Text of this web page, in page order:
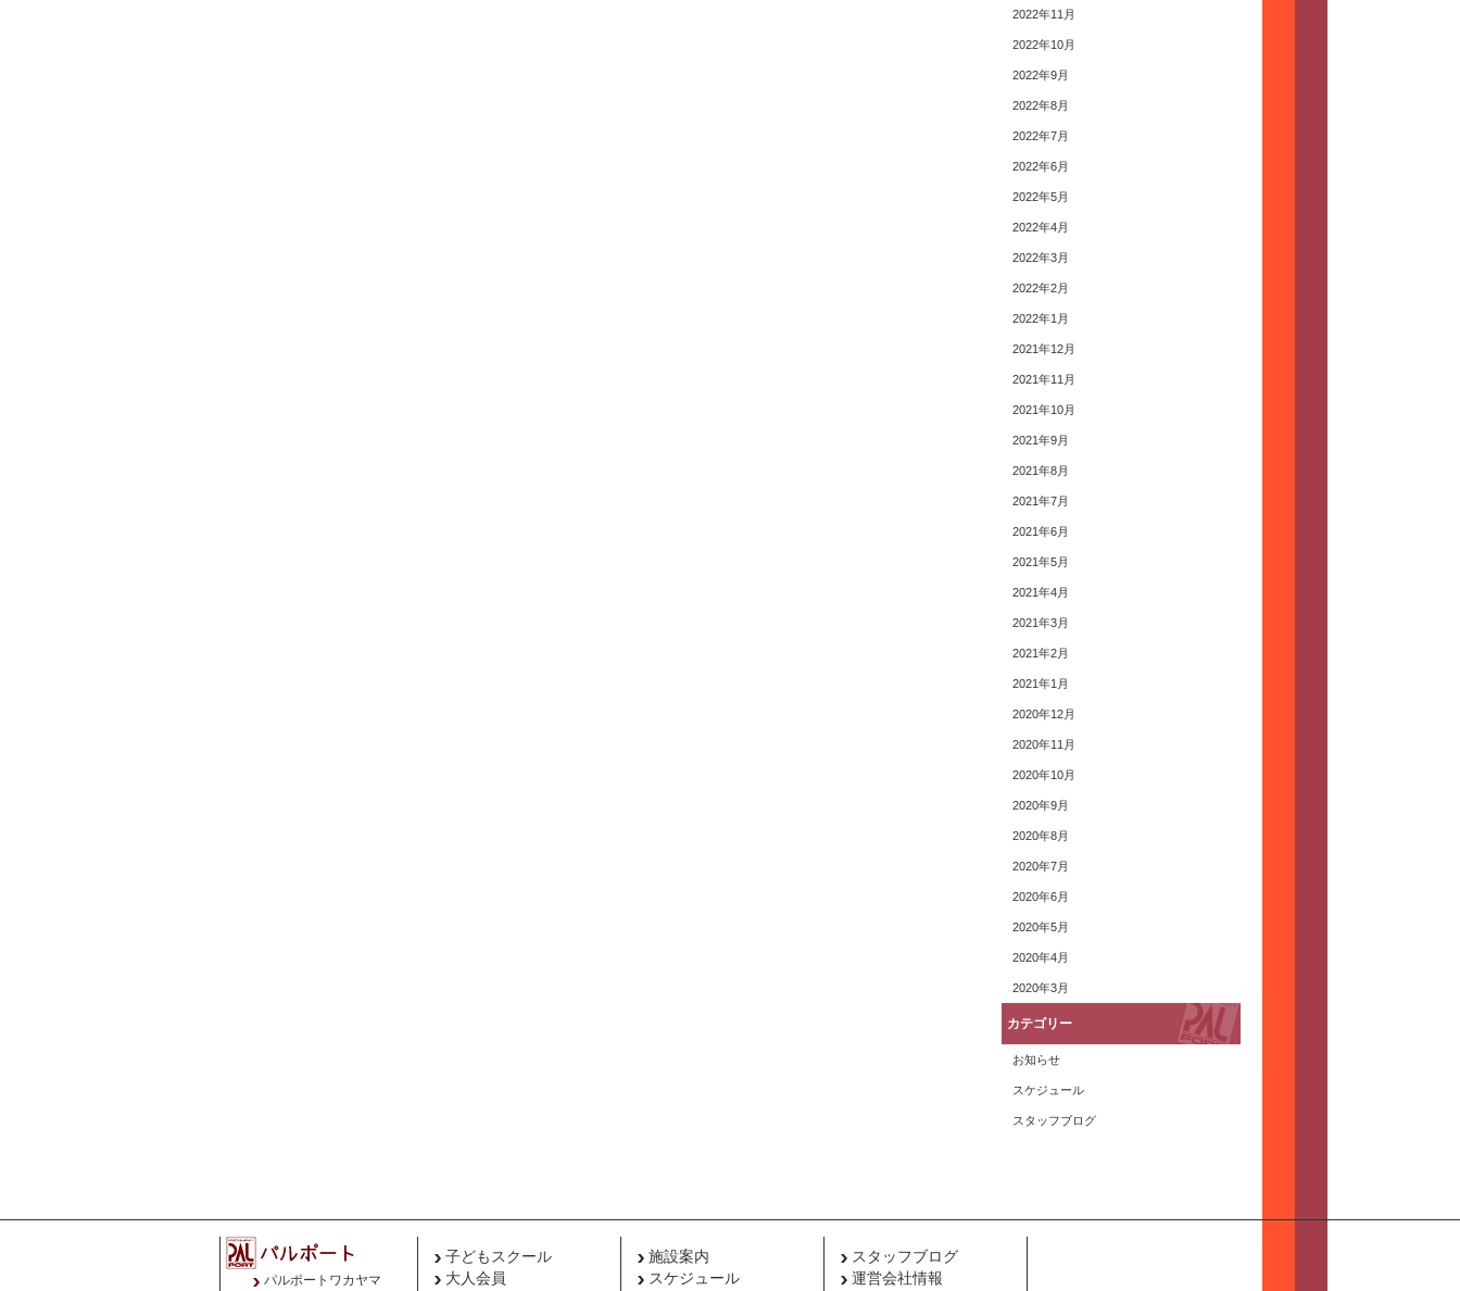
2022年11月
2022年10月
2022年9月
2022年8月
2022年7月
2022年6月
2022年5月
2022年4月
2022年3月
2022年2月
2022年1月
2021年12月
2021年11月
2021年10月
2021年9月
2021年8月
2021年7月
2021年6月
2021年5月
2021年4月
2021年3月
2021年2月
2021年1月
2020年12月
2020年11月
2020年10月
2020年9月
2020年8月
2020年7月
2020年6月
2020年5月
2020年4月
2020年3月
カテゴリー
お知らせ
スケジュール
スタッフブログ
パルポートワカヤマ
子どもスクール
大人会員
施設案内
スケジュール
スタッフブログ
運営会社情報